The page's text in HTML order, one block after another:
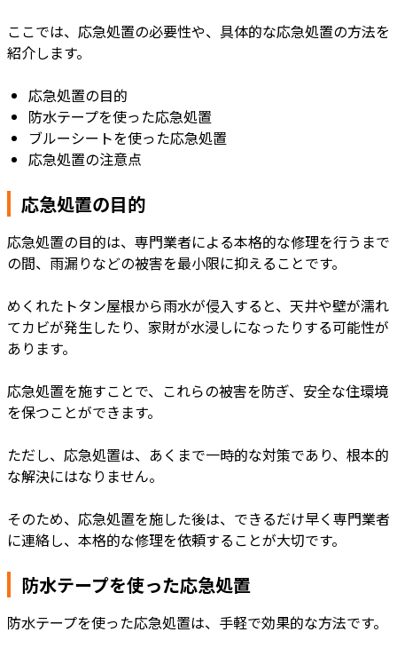
ここでは、応急処置の必要性や、具体的な応急処置の方法を
紹介します。
応急処置の目的
防水テープを使った応急処置
ブルーシートを使った応急処置
応急処置の注意点
応急処置の目的
応急処置の目的は、専門業者による本格的な修理を行うまで
の間、雨漏りなどの被害を最小限に抑えることです。
めくれたトタン屋根から雨水が侵入すると、天井や壁が濡れ
てカビが発生したり、家財が水浸しになったりする可能性が
あります。
応急処置を施すことで、これらの被害を防ぎ、安全な住環境
を保つことができます。
ただし、応急処置は、あくまで一時的な対策であり、根本的
な解決にはなりません。
そのため、応急処置を施した後は、できるだけ早く専門業者
に連絡し、本格的な修理を依頼することが大切です。
防水テープを使った応急処置
防水テープを使った応急処置は、手軽で効果的な方法です。